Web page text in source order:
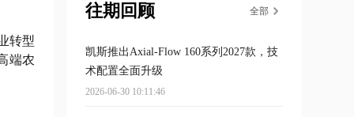
转型
端农
往期回顾 全部
凯斯推出Axial-Flow 160系列2027款，技
术配置全面升级
2026-06-30 10:11:46